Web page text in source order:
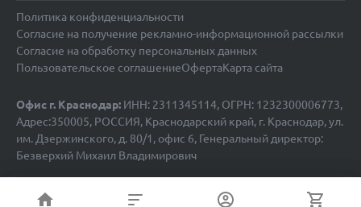
Политика конфиденциальности
Согласие на получение рекламно-информационной рассылки
Согласие на обработку персональных данных
Пользовательское соглашениеОфертаКарта сайта
Офис г. Краснодар: ИНН: 2311345114, ОГРН: 1232300006773,
Адрес:350005, РОССИЯ, Краснодарский край, г. Краснодар, ул.
им. Дзержинского, д. 80/1, офис 6, Генеральный директор:
Безверхий Михаил Владимирович